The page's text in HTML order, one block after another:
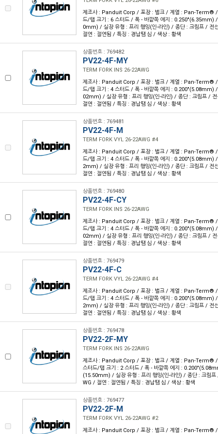
제조사 : Panduit Corp / 포장 : 벌크 / 계열 : Pan-Term® /
드/탭 크기 : 6 스터드 / 폭 - 바깥쪽 에지 : 0.250"(6.35mm)
0mm) / 실장 유형 : 프리 행잉(인-라인) / 종단 : 크림프 / 전
절연 : 절연됨 / 특징 : 경납땜 심 / 색상 : 황색
상품번호 : 769482
PV22-4F-MY
TERM FORK INS 26-22AWG
제조사 : Panduit Corp / 포장 : 벌크 / 계열 : Pan-Term® /
드/탭 크기 : 4 스터드 / 폭 - 바깥쪽 에지 : 0.200"(5.08mm)
02mm) / 실장 유형 : 프리 행잉(인-라인) / 종단 : 크림프 /
절연 : 절연됨 / 특징 : 경납땜 심 / 색상 : 황색
상품번호 : 769481
PV22-4F-M
TERM FORK VYL 26-22AWG #4
제조사 : Panduit Corp / 포장 : 벌크 / 계열 : Pan-Term® /
드/탭 크기 : 4 스터드 / 폭 - 바깥쪽 에지 : 0.200"(5.08mm)
2mm) / 실장 유형 : 프리 행잉(인-라인) / 종단 : 크림프 / 전
절연 : 절연됨 / 특징 : 경납땜 심 / 색상 : 황색
상품번호 : 769480
PV22-4F-CY
TERM FORK INS 26-22AWG
제조사 : Panduit Corp / 포장 : 벌크 / 계열 : Pan-Term® /
드/탭 크기 : 4 스터드 / 폭 - 바깥쪽 에지 : 0.200"(5.08mm)
02mm) / 실장 유형 : 프리 행잉(인-라인) / 종단 : 크림프 /
절연 : 절연됨 / 특징 : 경납땜 심 / 색상 : 황색
상품번호 : 769479
PV22-4F-C
TERM FORK VYL 26-22AWG #4
제조사 : Panduit Corp / 포장 : 벌크 / 계열 : Pan-Term® /
드/탭 크기 : 4 스터드 / 폭 - 바깥쪽 에지 : 0.200"(5.08mm)
2mm) / 실장 유형 : 프리 행잉(인-라인) / 종단 : 크림프 / 전
절연 : 절연됨 / 특징 : 경납땜 심 / 색상 : 황색
상품번호 : 769478
PV22-2F-MY
TERM FORK INS 26-22AWG
제조사 : Panduit Corp / 포장 : 벌크 / 계열 : Pan-Term® /
스터드/탭 크기 : 2 스터드 / 폭 - 바깥쪽 에지 :
(15.50mm) / 실장 유형 : 프리 행잉(인-라인) / 종단 : 크림프
WG / 절연 : 절연됨 / 특징 : 경납땜 심 / 색상 : 황색
상품번호 : 769477
PV22-2F-M
TERM FORK VYL 26-22AWG #2
제조사 : Panduit Corp / 포장 : 벌크 / 계열 : Pan-Term® /